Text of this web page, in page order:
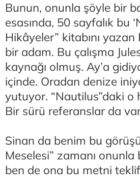
Bunun, onunla şöyle bir
esasında, 50 sayfalık bu
Hikâyeler” kitabını
bir adam. Bu çalışma
kaynağı olmuş. Ay’a
içinde. Oradan denize
yutuyor. “Nautilus”daki
Bir sürü referanslar da
Sinan da benim bu
Meselesi” zamanı
ben de ona bu metni